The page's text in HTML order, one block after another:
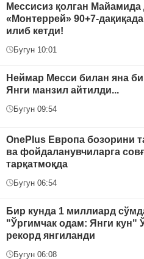
Мессисиз қолган Майамида
«Монтеррей» 90+7-
илиб кетди!
Бугун 10:01
Неймар Месси билан яна
Янги манзил айтилди...
Бугун 09:54
OnePlus Европа бозорини
ва фойдаланувчиларга
тарқатмоқда
Бугун 06:54
Бир кунда 1 миллиард
"Ўргимчак одам: Янги кун"
рекорд янгиланди
Бугун 06:08